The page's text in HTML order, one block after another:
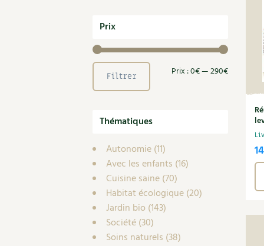
Prix
Prix
Prix
Filtrer Prix :0€—290€
Thématiques
Autonomie(11)
Avec les enfants (16)
Cuisine saine(70)
Habitat écologique(20)
Jardin bio (143)
Société(30)
Soins naturels (38)